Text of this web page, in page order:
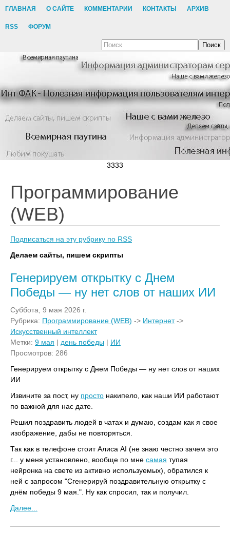
ГЛАВНАЯ О САЙТЕ КОММЕНТАРИИ КОНТАКТЫ АРХИВ
RSS ФОРУМ
Поиск
3333
Программирование
(WEB)
Подписаться на эту рубрику по RSS
Делаем сайты, пишем скрипты
Генерируем открытку с Днем
Победы — ну нет слов от наших ИИ
Суббота, 9 мая 2026 г.
Рубрика: Программирование (WEB) -> Интернет->
Искусственный интеллект
Метки: 9 мая | день победы | ИИ
Просмотров: 286
Генерируем открытку с Днем Победы — ну нет слов от наших
ИИ
Извините за пост, ну просто накипело, как наши ИИ работают
по важной для нас дате.
Решил поздравить людей в чатах и думаю, создам как я свое
изображение, дабы не повторяться.
Так как в телефоне стоит Алиса AI (не знаю честно зачем это
г... у меня установлено, вообще по мне самая тупая
нейронка на свете из активно используемых), обратился к
ней с запросом "Сгенерируй поздравительную открытку с
днём победы 9 мая.". Ну как спросил, так и получил.
Далее...